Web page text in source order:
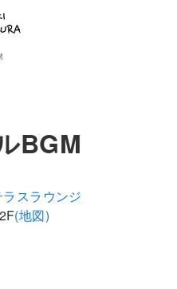
BGM
スラウンジ
2F(地図)